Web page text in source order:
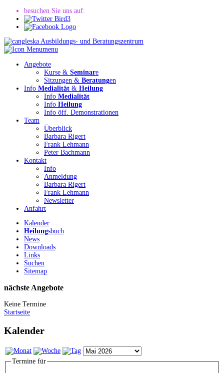
besuchen Sie uns auf:
menu
Angebote
Kurse & Seminare
Sitzungen & Beratungen
Info Medialität & Heilung
Info Medialität
Info Heilung
Info öff. Demonstrationen
Team
Überblick
Barbara Rigert
Frank Lehmann
Peter Bachmann
Kontakt
Info
Anmeldung
Barbara Rigert
Frank Lehmann
Newsletter
Anfahrt
Kalender
Heilungsbuch
News
Downloads
Links
Suchen
Sitemap
nächste Angebote
Keine Termine
Startseite
Kalender
Termine für